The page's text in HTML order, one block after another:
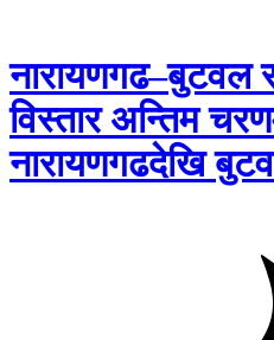
नारायणगढ–बुटवल
विस्तार अन्तिम
नारायणगढदेखि